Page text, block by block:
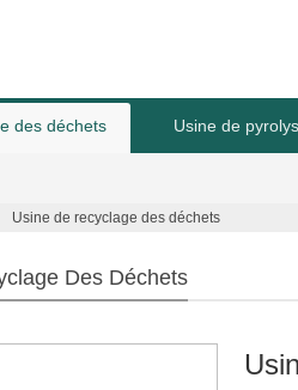
des déchets Usine de
Des Déchets